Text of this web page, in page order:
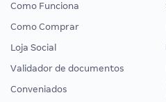
Como Funciona
Como Comprar
Loja Social
Validador de documentos
Conveniados